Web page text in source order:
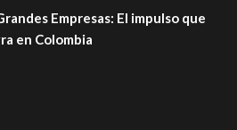
Empresas: El impulso que
en Colombia